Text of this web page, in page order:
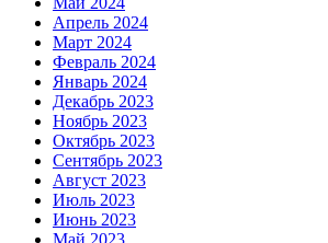
Апрель 2024
Март 2024
Февраль 2024
Январь 2024
Декабрь 2023
Ноябрь 2023
Октябрь 2023
Сентябрь 2023
Август 2023
Июль 2023
Июнь 2023
Май 2023